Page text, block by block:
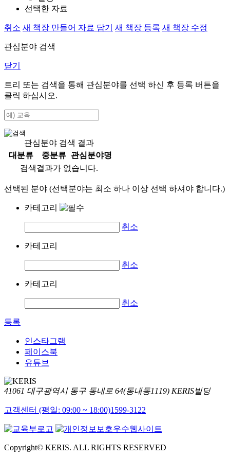
선택한 자료
취소 새 책장 만들어 자료 담기 새 책장 등록 새 책장 수정
관심분야 검색
닫기
트리 또는 검색을 통해 관심분야를 선택 하신 후 등록 버튼을
클릭 하십시오.
관심분야 검색 결과
대분류
중분류
관심분야명
검색결과가 없습니다.
선택된 분야 (선택분야는 최소 하나 이상 선택 하셔야 합니다.)
카테고리
취소
카테고리
취소
카테고리
취소
등록
인스타그램
페이스북
유튜브
41061 대구광역시 동구 동내로 64(동내동1119) KERIS빌딩
고객센터 (평일: 09:00 ~ 18:00)1599-3122
Copyright© KERIS. ALL RIGHTS RESERVED